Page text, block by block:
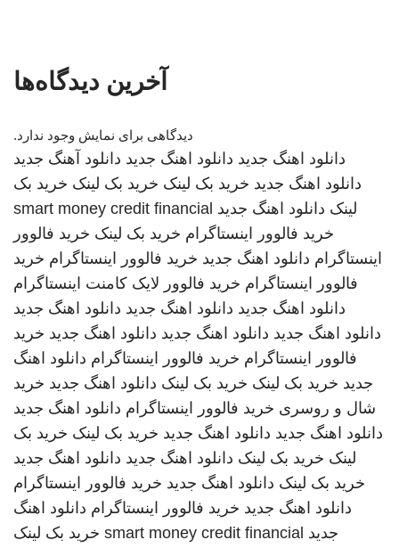
آخرین دیدگاه‌ها
دیدگاهی برای نمایش وجود ندارد.
دانلود اهنگ جدید دانلود اهنگ جدید دانلود آهنگ جدید
دانلود اهنگ جدید خرید بک لینک خرید بک لینک خرید بک
لینک دانلود اهنگ جدید smart money credit financial
خرید فالوور اینستاگرام خرید بک لینک خرید فالوور
اینستاگرام دانلود اهنگ جدید خرید فالوور اینستاگرام خرید
فالوور اینستاگرام خرید فالوور لایک کامنت اینستاگرام
دانلود اهنگ جدید دانلود اهنگ جدید دانلود اهنگ جدید
دانلود اهنگ جدید دانلود اهنگ جدید دانلود اهنگ جدید خرید
فالوور اینستاگرام خرید فالوور اینستاگرام دانلود اهنگ
جدید خرید بک لینک خرید بک لینک دانلود اهنگ جدید خرید
شال و روسری خرید فالوور اینستاگرام دانلود اهنگ جدید
دانلود اهنگ جدید دانلود اهنگ جدید خرید بک لینک خرید بک
لینک خرید بک لینک دانلود اهنگ جدید دانلود اهنگ جدید
خرید بک لینک دانلود اهنگ جدید خرید فالوور اینستاگرام
دانلود اهنگ جدید خرید فالوور اینستاگرام دانلود اهنگ
جدید smart money credit financial خرید بک لینک